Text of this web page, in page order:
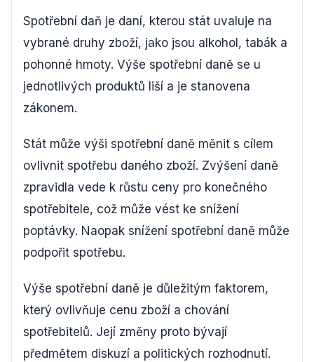
Spotřební daň je daní, kterou stát uvaluje na
vybrané druhy zboží, jako jsou alkohol, tabák a
pohonné hmoty. Výše spotřební daně se u
jednotlivých produktů liší a je stanovena
zákonem.
Stát může výši spotřební daně měnit s cílem
ovlivnit spotřebu daného zboží. Zvýšení daně
zpravidla vede k růstu ceny pro konečného
spotřebitele, což může vést ke snížení
poptávky. Naopak snížení spotřební daně může
podpořit spotřebu.
Výše spotřební daně je důležitým faktorem,
který ovlivňuje cenu zboží a chování
spotřebitelů. Její změny proto bývají
předmětem diskuzí a politických rozhodnutí.